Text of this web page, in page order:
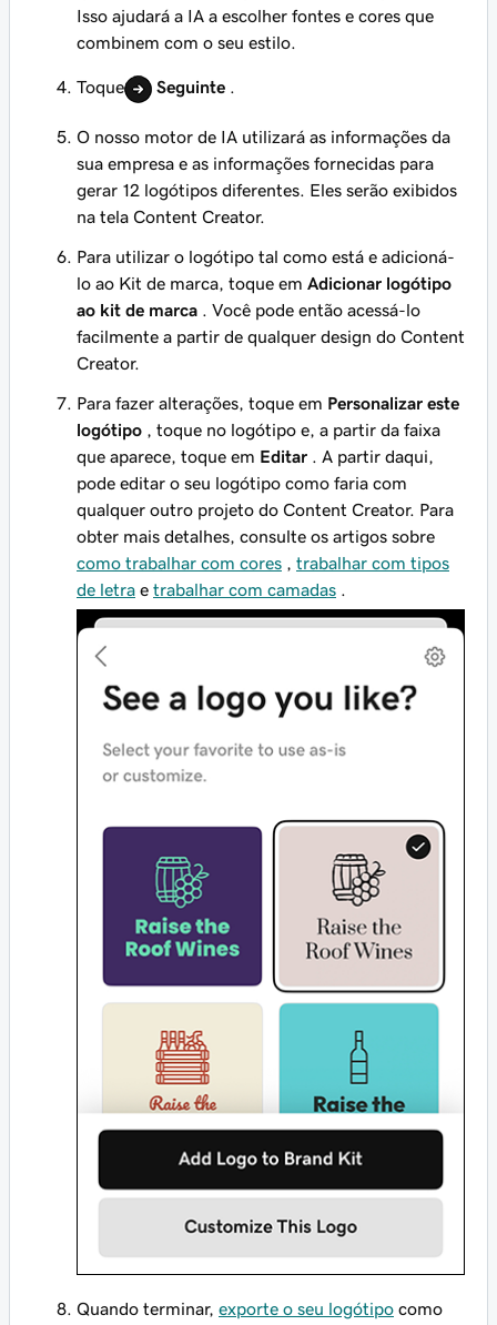
Isso ajudará a IA a escolher fontes e cores que
combinem com o seu estilo.
Toque Seguinte .
O nosso motor de IA utilizará as informações da
sua empresa e as informações fornecidas para
gerar 12 logótipos diferentes. Eles serão exibidos
na tela Content Creator.
Para utilizar o logótipo tal como está e adicioná-
lo ao Kit de marca, toque em Adicionar logótipo
ao kit de marca . Você pode então acessá-lo
facilmente a partir de qualquer design do Content
Creator.
Para fazer alterações, toque em Personalizar este
logótipo , toque no logótipo e, a partir da faixa
que aparece, toque em Editar . A partir daqui,
pode editar o seu logótipo como faria com
qualquer outro projeto do Content Creator. Para
obter mais detalhes, consulte os artigos sobre
como trabalhar com cores
trabalhar com tipos
de letra e trabalhar com camadas
Quando terminar, exporte o seu logótipo como